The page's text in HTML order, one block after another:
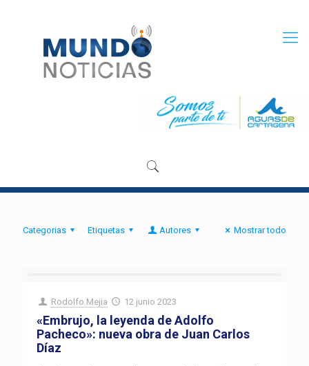
Categorias Etiquetas Autores Mostrar todo
Rodolfo Mejia 12 junio 2023
«Embrujo, la leyenda de Adolfo
Pacheco»: nueva obra de Juan Carlos
Díaz